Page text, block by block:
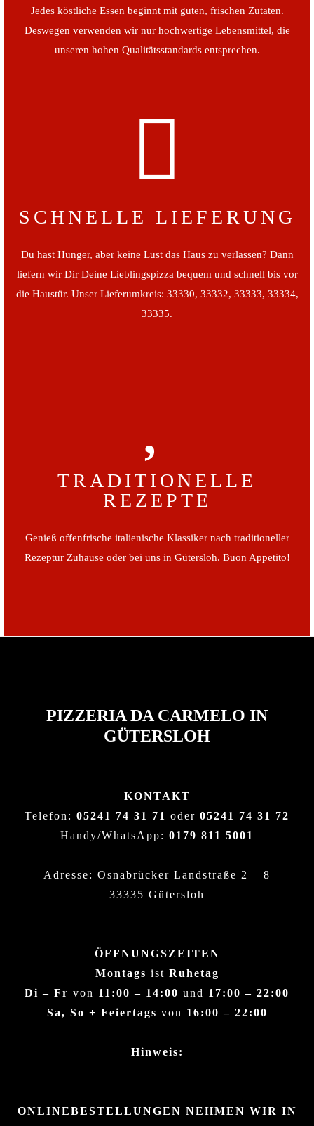
Jedes köstliche Essen beginnt mit guten, frischen Zutaten.
Deswegen verwenden wir nur hochwertige Lebensmittel, die
unseren hohen Qualitätsstandards entsprechen.
SCHNELLE LIEFERUNG
Du hast Hunger, aber keine Lust das Haus zu verlassen? Dann
liefern wir Dir Deine Lieblingspizza bequem und schnell bis vor
die Haustür. Unser Lieferumkreis: 33330, 33332, 33333, 33334,
33335.
TRADITIONELLE
REZEPTE
Genieß offenfrische italienische Klassiker nach traditioneller
Rezeptur Zuhause oder bei uns in Gütersloh. Buon Appetito!
PIZZERIA DA CARMELO IN
GÜTERSLOH
KONTAKT
Telefon: 05241 74 31 71 oder 05241 74 31 72
Handy/WhatsApp: 0179 811 5001
Adresse: Osnabrücker Landstraße 2 – 8
33335 Gütersloh
ÖFFNUNGSZEITEN
Montags ist Ruhetag
Di – Fr von 11:00 – 14:00 und 17:00 – 22:00
Sa, So + Feiertags von 16:00 – 22:00
Hinweis:
ONLINEBESTELLUNGEN NEHMEN WIR IN